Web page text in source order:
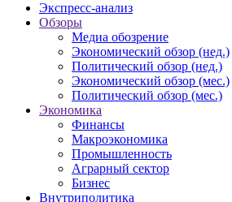
Экспресс-анализ
Обзоры
Медиа обозрение
Экономический обзор (нед.)
Политический обзор (нед.)
Экономический обзор (мес.)
Политический обзор (мес.)
Экономика
Финансы
Макроэкономика
Промышленность
Аграрный сектор
Бизнес
Внутриполитика